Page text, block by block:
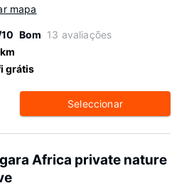
mapa
Bom 13 avaliações
grátis
Seleccionar
Africa private nature